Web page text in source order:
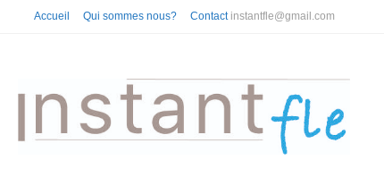
Accueil Qui sommes nous? Contact instantfle@gmail.com